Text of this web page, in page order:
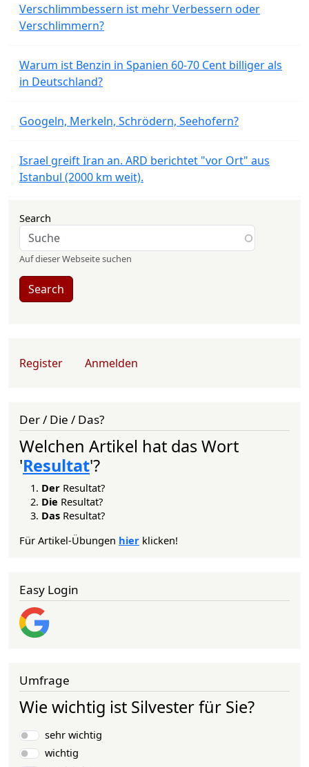
Verschlimmbessern ist mehr Verbessern oder
Verschlimmern?
Warum ist Benzin in Spanien 60-70 Cent billiger als
in Deutschland?
Googeln, Merkeln, Schrödern, Seehofern?
Israel greift Iran an. ARD berichtet "vor Ort" aus
Istanbul (2000 km weit).
Search
Auf dieser Webseite suchen
Search
User account menu
Register Anmelden
Der / Die / Das?
Welchen Artikel hat das Wort
'Resultat'?
Der Resultat?
Die Resultat?
Das Resultat?
Für Artikel-Übungen hier klicken!
Easy Login
Umfrage
Wie wichtig ist Silvester für Sie?
Auswahlmöglichkeiten
sehr wichtig
wichtig